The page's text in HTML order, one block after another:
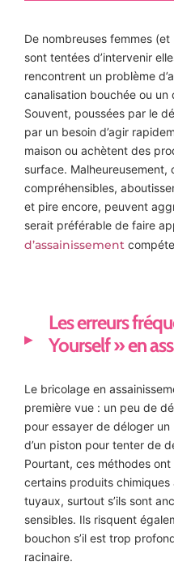
De nombreuses femmes
sont tentées d’intervenir
rencontrent un problème
canalisation bouchée ou un
Souvent, poussées par le
par un besoin d’agir
maison ou achètent des
surface.
compréhensibles,
et pire encore, peuvent
serait préférable de faire
d’assainissement
Les erreurs
Yourself » en
Le bricolage en
première vue : un peu de
pour essayer de déloger un
d’un piston pour tenter de
Pourtant, ces méthodes
certains produits
tuyaux, surtout s’ils sont
sensibles. Ils risquent
bouchon s’il est trop
racinaire.